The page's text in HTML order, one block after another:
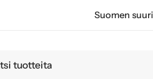
Suomen